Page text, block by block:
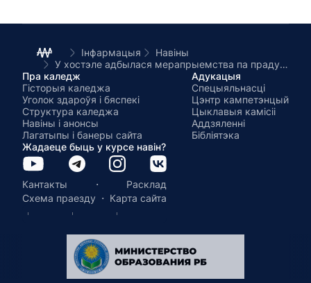
Інфармацыя
Навіны
У хостэле адбылася мерапрыемства па прадухіленні незаконных паводзін
Пра каледж
Гісторыя каледжа
Уголок здароўя і бяспекі
Структура каледжа
Навіны і анонсы
Лагатыпы і банеры сайта
Адукацыя
Спецыяльнасці
Цэнтр кампетэнцый
Цыклавыя камісіі
Аддзяленні
Бібліятэка
Жадаеце быць у курсе навін?
Кантакты ·
Расклад
Схема праезду · Карта сайта